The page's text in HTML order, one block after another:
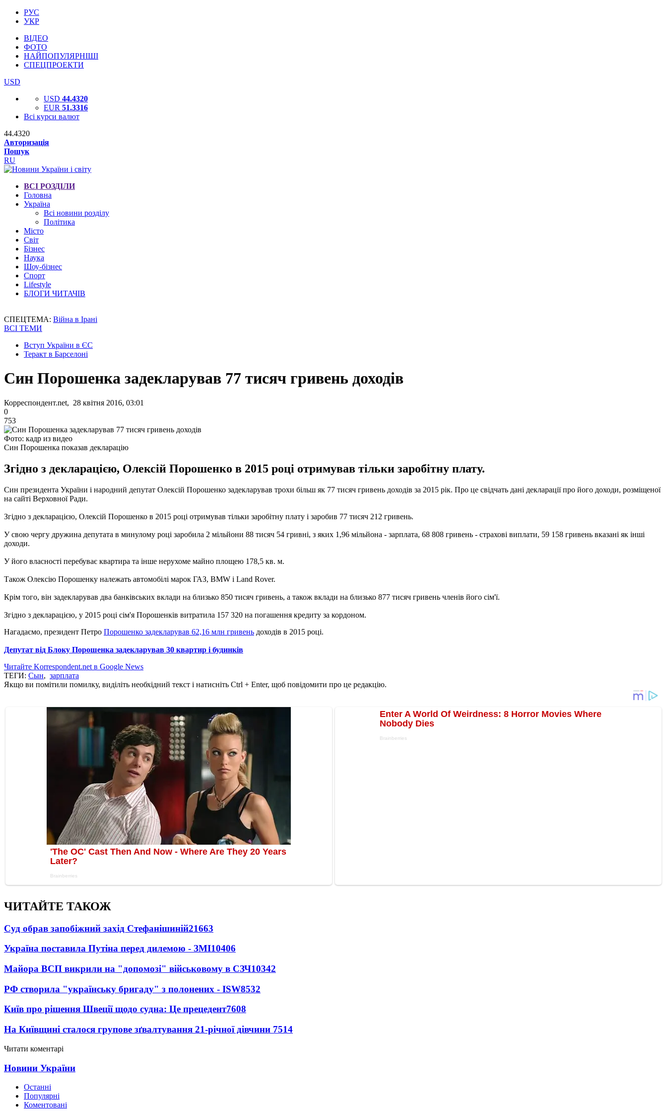
РУС
УКР
ВІДЕО
ФОТО
НАЙПОПУЛЯРНІШІ
СПЕЦПРОЕКТИ
USD
USD 44.4320
EUR 51.3316
Всі курси валют
44.4320
Авторизація
Пошук
RU
ВСІ РОЗДІЛИ
Головна
Україна
Всі новини розділу
Політика
Місто
Світ
Бізнес
Наука
Шоу-бізнес
Спорт
Lifestyle
БЛОГИ ЧИТАЧІВ
СПЕЦТЕМА: Війна в Ірані
ВСІ ТЕМИ
Вступ України в ЄС
Теракт в Барселоні
Син Порошенка задекларував 77 тисяч гривень доходів
Корреспондент.net, 28 квітня 2016, 03:01
0
753
Фото: кадр из видео
Син Порошенка показав декларацію
Згідно з декларацією, Олексій Порошенко в 2015 році отримував тільки заробітну плату.
Син президента України і народний депутат Олексій Порошенко задекларував трохи більш як 77 тисяч гривень доходів за 2015 рік. Про це свідчать дані декларації про його доходи, розміщеної
на сайті Верховної Ради.
Згідно з декларацією, Олексій Порошенко в 2015 році отримував тільки заробітну плату і заробив 77 тисяч 212 гривень.
У свою чергу дружина депутата в минулому році заробила 2 мільйони 88 тисяч 54 гривні, з яких 1,96 мільйона - зарплата, 68 808 гривень - страхові виплати, 59 158 гривень вказані як інші
доходи.
У його власності перебуває квартира та інше нерухоме майно площею 178,5 кв. м.
Також Олексію Порошенку належать автомобілі марок ГАЗ, BMW і Land Rover.
Крім того, він задекларував два банківських вклади на близько 850 тисяч гривень, а також вклади на близько 877 тисяч гривень членів його сім'ї.
Згідно з декларацією, у 2015 році сім'я Порошенків витратила 157 320 на погашення кредиту за кордоном.
Нагадаємо, президент Петро Порошенко задекларував 62,16 млн гривень доходів в 2015 році.
Депутат від Блоку Порошенка задекларував 30 квартир і будинків
Читайте Korrespondent.net в Google News
ТЕГИ: Сын, зарплата
Якщо ви помітили помилку, виділіть необхідний текст і натисніть Ctrl + Enter, щоб повідомити про це редакцію.
ЧИТАЙТЕ ТАКОЖ
Суд обрав запобіжний захід Стефанішиній21663
Україна поставила Путіна перед дилемою - ЗМІ10406
Майора ВСП викрили на "допомозі" військовому в СЗЧ10342
РФ створила "українську бригаду" з полонених - ISW8532
Київ про рішення Швеції щодо судна: Це прецедент7608
На Київщині сталося групове зґвалтування 21-річної дівчини 7514
Читати коментарі
Новини України
Останні
Популярні
Коментовані